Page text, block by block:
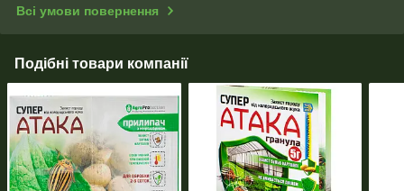
Всі умови повернення
Подібні товари компанії